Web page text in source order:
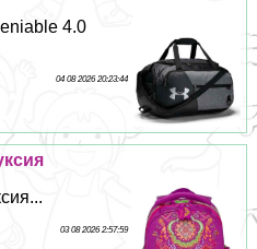
4.0
04 08 2026 20:23:44
03 08 2026 2:57:59